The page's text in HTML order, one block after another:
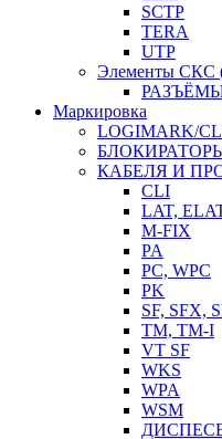
SCTP
TERA
UTP
Элементы СКС
РАЗЪЁМЫ
Маркировка
LOGIMARK/
КАБЕЛЯ И
CLI
LAT,
M-FIX
PA
PC, WРС
PK
SF, SFX,
TM, TM-I
VT SF
WKS
WPA
WSM